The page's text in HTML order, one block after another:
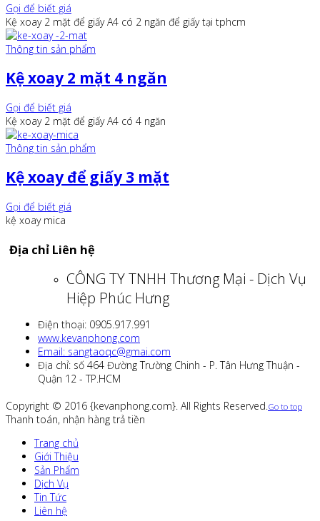
Gọi để biết giá
Kệ xoay 2 mặt để giấy A4 có 2 ngăn để giấy tại tphcm
Thông tin sản phẩm
Kệ xoay 2 mặt 4 ngăn
Gọi để biết giá
Kệ xoay 2 mặt để giấy A4 có 4 ngăn
Thông tin sản phẩm
Kệ xoay để giấy 3 mặt
Gọi để biết giá
kệ xoay mica
Địa chỉ Liên hệ
CÔNG TY TNHH Thương Mại - Dịch Vụ
Hiệp Phúc Hưng
Điện thoại: 0905.917.991
www.kevanphong.com
Email: sangtaoqc@gmai.com
Địa chỉ: số 464 Đường Trường Chinh - P. Tân Hưng Thuận -
Quận 12 - TP.HCM
Copyright © 2016 {kevanphong.com}. All Rights Reserved.Go to top
Thanh toán, nhận hàng trả tiền
Trang chủ
Giới Thiệu
Sản Phẩm
Dịch Vụ
Tin Tức
Liên hệ